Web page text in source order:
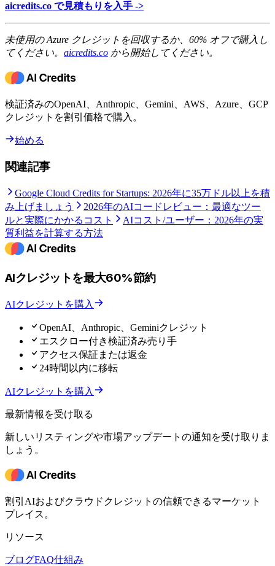
aicredits.co で見積もりを入手 ->
未使用の Azure クレジットを回収するか、60% オフで購入し
てください。 aicredits.co から開始してください。
検証済みのOpenAI、Anthropic、Gemini、AWS、Azure、GCP
クレジットを割引価格で購入。
始める
関連記事
Google Cloud Credits for Startups: 2026年に35万ドル以上を積
み上げましょう
2026年のAIコードレビュー：最適なツー
ルと実際にかかるコスト
AIコスト/ユーザー：2026年の実
質利益を計算する方法
AIクレジットを最大60%節約
AIクレジットを購入
OpenAI、Anthropic、Geminiクレジット
エスクロー付き検証済み売り手
アクセス保証または返金
24時間以内に移転
AIクレジットを購入
最新情報を受け取る
新しいリスティングや市場アップデートの通知を受け取りま
しょう。
割引AIおよびクラウドクレジットの信頼できるマーケット
プレイス。
リソース
ブログFAQ仕組み